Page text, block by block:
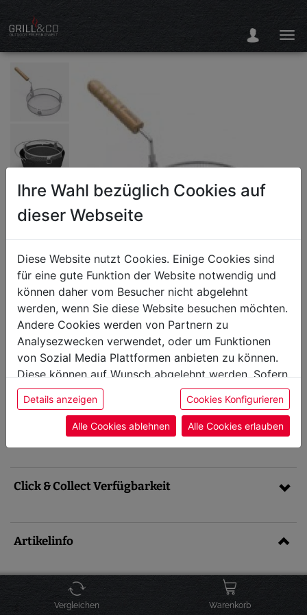
Petromax Frittierkorb
Artikel-Nr.: FRYBA
39,90 €
sofort versandbereit, Lieferfrist 1-3
Preis inkl. MwSt. zzgl.Versandkosten
IN DEN WARENKORB
Click & Collect Verfügbarkeit
Artikelinfo
Für Griller, die das Beste aus ihrem Feuertopf
herausholen möchten, bietet Petromax den
Vergleichen Warenkorb
Ihre Wahl bezüglich Cookies auf
dieser Webseite
Diese Website nutzt Cookies. Einige Cookies sind
für eine gute Funktion der Website notwendig und
können daher vom Besucher nicht abgelehnt
werden, wenn Sie diese Website besuchen möchten.
Andere Cookies werden von Partnern zu
Analysezwecken verwendet, oder um Funktionen
von Sozial Media Plattformen anbieten zu können.
Diese können auf Wunsch abgelehnt werden. Sofern
sie unsere Webseite weiter nutzen, geben Sie
Einwilligung zu unseren Cookies.
Details anzeigen Cookies Konfigurieren
Alle Cookies ablehnen Alle Cookies erlauben